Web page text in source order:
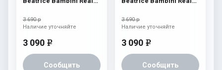
3 690 р
3 090 e
Сообщить
Наличие уточняйте
3 690 р
3 090 e
Сообщить
Наличие уточняйте